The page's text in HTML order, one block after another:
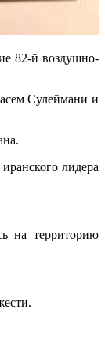
82-й воздушно-
Сулеймани и
лидера
на территорию